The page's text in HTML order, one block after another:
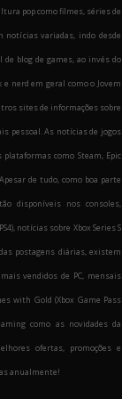
pop como filmes, séries de
notícias variadas, indo desde
blog de games, ao invés do
nerd em geral como o Jovem
sites de informações sobre
pessoal. As notícias de jogos
como Steam, Epic
de tudo, como boa parte
disponíveis nos consoles,
notícias sobre Xbox Series S
postagens diárias, existem
vendidos de PC, mensais
with Gold (Xbox Game Pass
como as novidades da
ofertas, promoções e
anualmente!